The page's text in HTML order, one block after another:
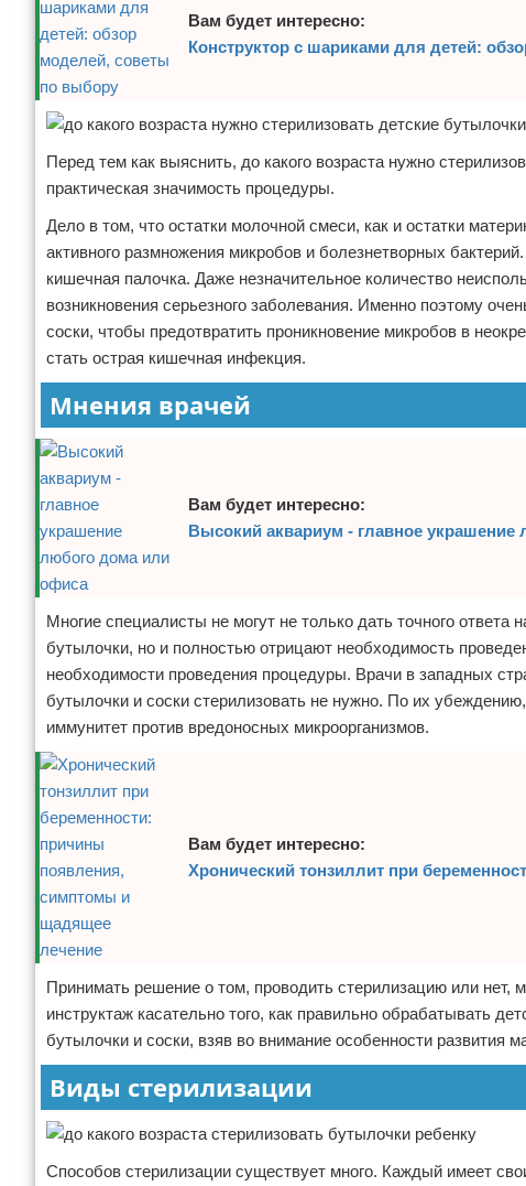
Вам будет интересно:
Конструктор с шариками для детей:
Перед тем как выяснить, до какого возраста нужно
практическая значимость процедуры.
Дело в том, что остатки молочной смеси, как и остатки
активного размножения микробов и болезнетворных
кишечная палочка. Даже незначительное количество
возникновения серьезного заболевания. Именно поэтому
соски, чтобы предотвратить проникновение микробов в
стать острая кишечная инфекция.
Мнения врачей
Вам будет интересно:
Высокий аквариум - главное
Многие специалисты не могут не только дать точного ответа
бутылочки, но и полностью отрицают необходимость
необходимости проведения процедуры. Врачи в западных
бутылочки и соски стерилизовать не нужно. По их
иммунитет против вредоносных микроорганизмов.
Вам будет интересно:
Хронический тонзиллит при
Принимать решение о том, проводить стерилизацию или нет,
инструктаж касательно того, как правильно обрабатывать
бутылочки и соски, взяв во внимание особенности развития
Виды стерилизации
Способов стерилизации существует много. Каждый имеет